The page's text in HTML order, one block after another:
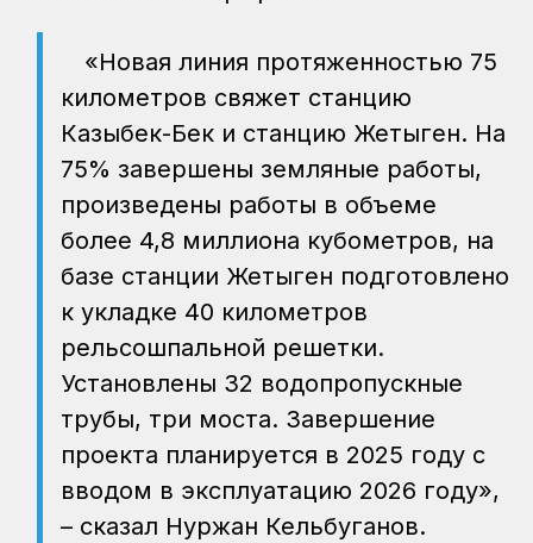
«Новая линия протяженностью 75
километров свяжет станцию
Казыбек-Бек и станцию Жетыген. На
75% завершены земляные работы,
произведены работы в объеме
более 4,8 миллиона кубометров, на
базе станции Жетыген подготовлено
к укладке 40 километров
рельсошпальной решетки.
Установлены 32 водопропускные
трубы, три моста. Завершение
проекта планируется в 2025 году с
вводом в эксплуатацию 2026 году»,
– сказал Нуржан Кельбуганов.